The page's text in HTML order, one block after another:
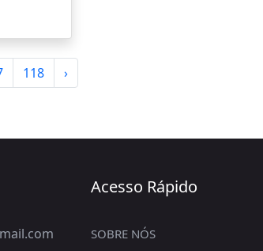
118 ›
Acesso Rápido
SOBRE NÓS